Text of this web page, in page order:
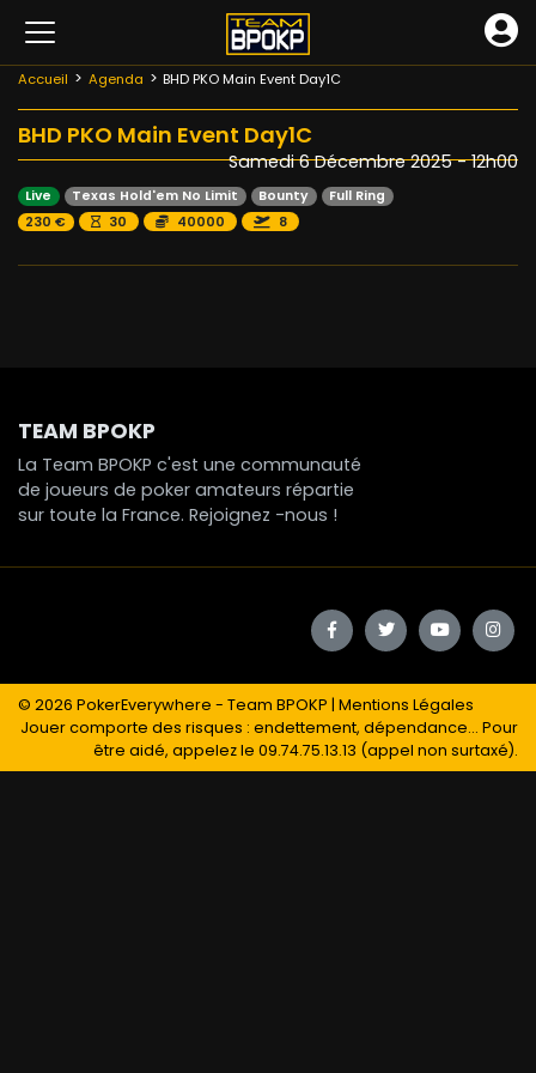
Accueil Agenda BHD PKO Main Event Day1C
BHD PKO Main Event Day1C
Samedi 6 Décembre 2025 - 12h00
Live Texas Hold'em No Limit Bounty
Full Ring
230 €
30 40000 8
TEAM BPOKP
La Team BPOKP c'est une communauté
de joueurs de poker amateurs répartie
sur toute la France. Rejoignez -nous !
© 2026 PokerEverywhere - Team BPOKP | Mentions Légales
Jouer comporte des risques : endettement, dépendance... Pour
être aidé, appelez le 09.74.75.13.13 (appel non surtaxé).